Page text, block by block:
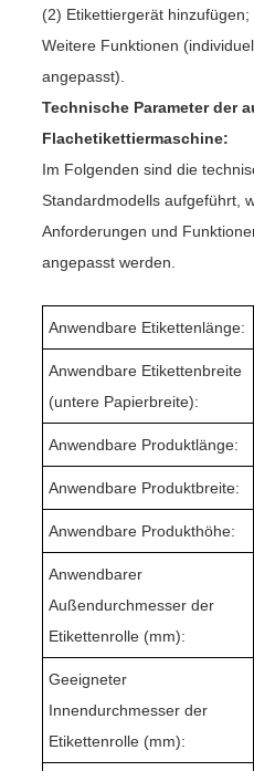
(2) Etikettiergerät hinzufügen;
Weitere Funktionen
angepasst).
Technische Parameter der
Flachetikettiermaschine:
Im Folgenden sind die
Standardmodells aufgeführt,
Anforderungen und
angepasst werden.
Anwendbare Etikettenlänge:
Anwendbare Etikettenbreite
(untere Papierbreite):
Anwendbare Produktlänge:
Anwendbare Produktbreite:
Anwendbare Produkthöhe:
Anwendbarer
Außendurchmesser der
Etikettenrolle (mm):
Geeigneter
Innendurchmesser der
Etikettenrolle (mm):